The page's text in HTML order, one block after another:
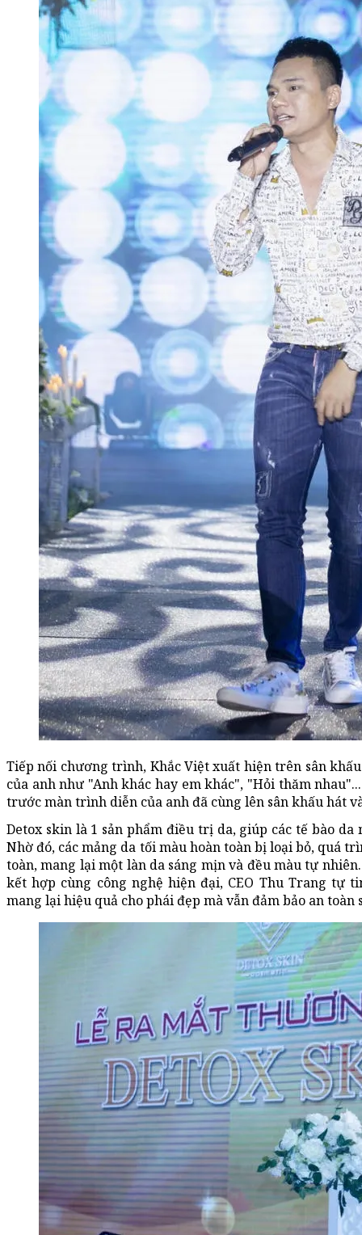
Tiếp nối chương trình, Khắc Việt xuất hiện trên sân
của anh như "Anh khác hay em khác", "Hỏi thăm
trước màn trình diễn của anh đã cùng lên sân khấu hát
Detox skin là 1 sản phẩm điều trị da, giúp các tế bào
Nhờ đó, các mảng da tối màu hoàn toàn bị loại bỏ, quá
toàn, mang lại một làn da sáng mịn và đều màu tự
kết hợp cùng công nghệ hiện đại, CEO Thu Trang tự
mang lại hiệu quả cho phái đẹp mà vẫn đảm bảo an toàn